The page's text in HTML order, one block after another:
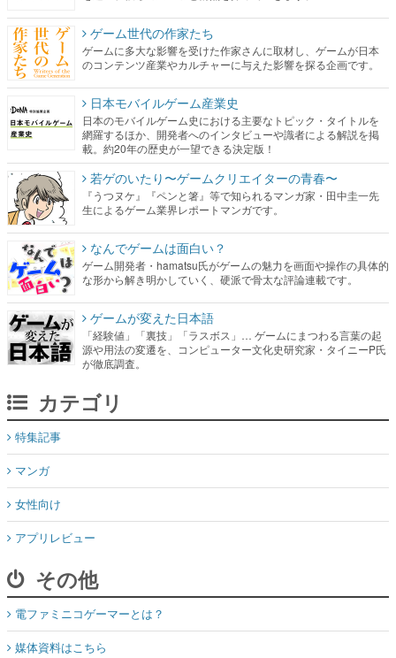
日本モバイルゲーム産業史
日本のモバイルゲーム史における主要なトピック・タイトルを
網羅するほか、開発者へのインタビューや識者による解説を掲
若ゲのいたり〜ゲームクリエイターの青春〜
『うつヌケ』『ペンと箸』等で知られるマンガ家・田中圭一先
生によるゲーム業界レポートマンガです。
なんでゲームは面白い？
ゲーム開発者・hamatsu氏がゲームの魅力を画面や操作の具体的
な形から解き明かしていく、硬派で骨太な評論連載です。
ゲームが変えた日本語
「経験値」「裏技」「ラスボス」… ゲームにまつわる言葉の起
源や用法の変遷を、コンピューター文化史研究家・タイニーP氏
カテゴリ
マンガ
女性向け
アプリレビュー
その他
電ファミニコゲーマーとは？
媒体資料はこちら
XプレゼントCP応募規約
運営：株式会社マレ